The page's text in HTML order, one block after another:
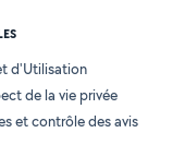
d'Utilisation
de la vie privée
et contrôle des avis